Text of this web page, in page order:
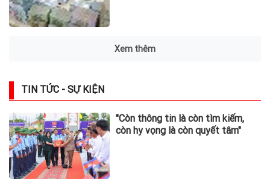
Xem thêm
TIN TỨC - SỰ KIỆN
"Còn thông tin là còn tìm kiếm,
còn hy vọng là còn quyết tâm"